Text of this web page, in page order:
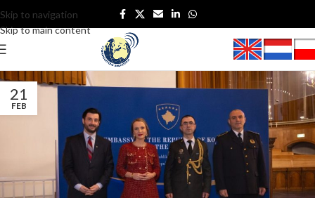
Skip to navigation
Skip to main content
21
FEB